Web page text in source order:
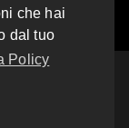
che hai
dal tuo
Policy